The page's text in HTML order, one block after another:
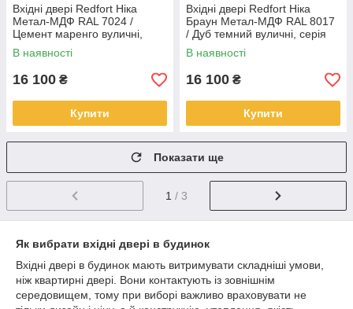
Вхідні двері Redfort Ніка
Метал-МДФ RAL 7024 /
Цемент маренго вуличні,
серія Стандарт+
В наявності
16 100 ₴
Купити
Вхідні двері Redfort Ніка
Браун Метал-МДФ RAL 8017
/ Дуб темний вуличні, серія
Стандарт+
В наявності
16 100 ₴
Купити
Показати ще
1 / 3
Як вибрати вхідні двері в будинок
Вхідні двері в будинок мають витримувати складніші умови,
ніж квартирні двері. Вони контактують із зовнішнім
середовищем, тому при виборі важливо враховувати не